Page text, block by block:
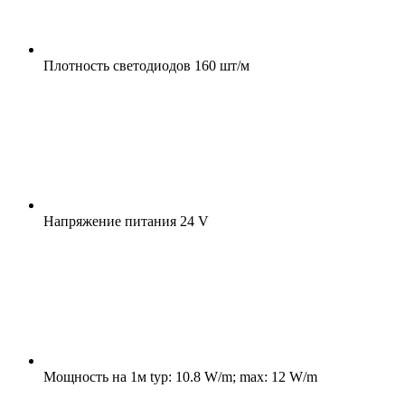
Плотность светодиодов 160 шт/м
Напряжение питания 24 V
Мощность на 1м typ: 10.8 W/m; max: 12 W/m